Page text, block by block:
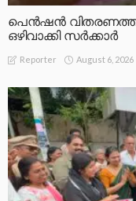
പെൻഷൻ
ഒഴിവാക്കി സർക്കാർ
Reporter August 6, 2026